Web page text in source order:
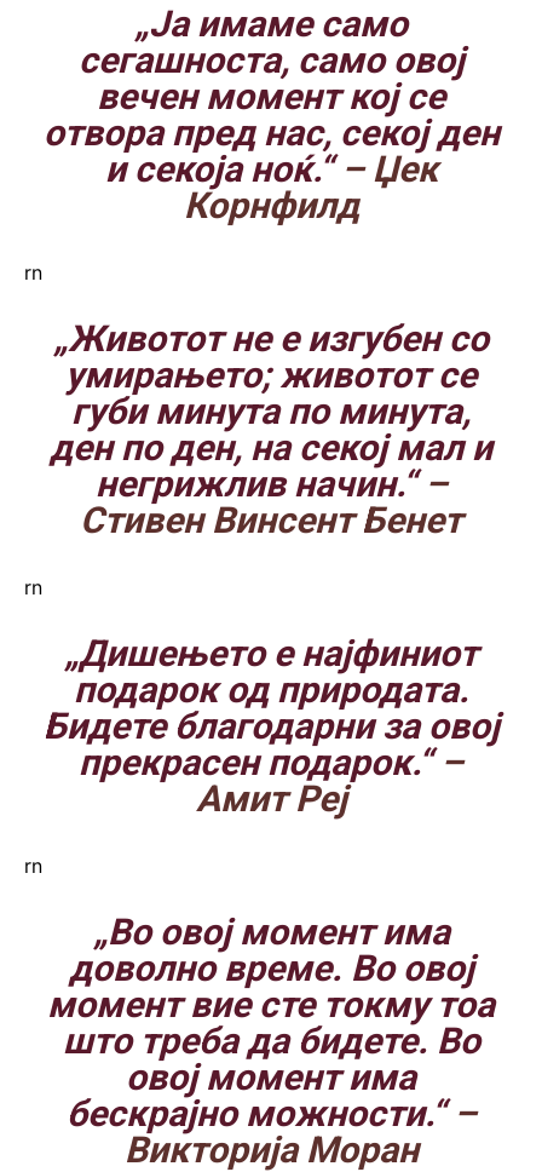
„Ја имаме само
сегашноста, само овој
вечен момент кој се
отвора пред нас, секој ден
и секоја ноќ.“– Џек
Корнфилд
rn
„Животот не е изгубен со
умирањето; животот се
губи минута по минута,
ден по ден, на секој мал и
негрижлив начин.“–
Стивен Винсент Бенет
rn
„Дишењето е најфиниот
подарок од природата.
Бидете благодарни за овој
прекрасен подарок.“–
Амит Реј
rn
„Во овој момент има
доволно време. Во овој
момент вие сте токму тоа
што треба да бидете. Во
овој момент има
бескрајно можности.“–
Викторија Моран